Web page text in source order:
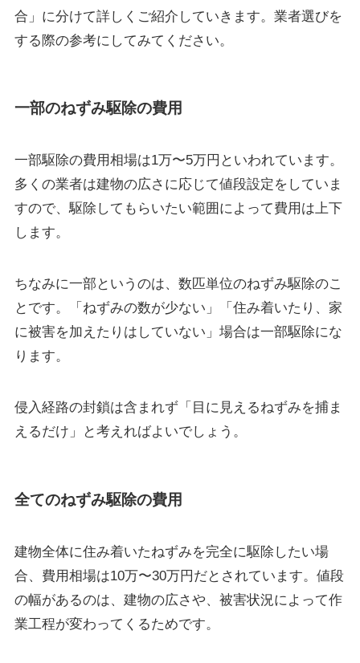
合」に分けて詳しくご紹介していきます。業者選びを
する際の参考にしてみてください。
一部のねずみ駆除の費用
一部駆除の費用相場は1万〜5万円 といわれています。
多くの業者は建物の広さに応じて値段設定をしていま
すので、駆除してもらいたい範囲によって費用は上下
します。
ちなみに一部というのは、 数匹単位のねずみ駆除のこ
とです。「ねずみの数が少ない」「住み着いたり、家
に被害を加えたりはしていない」場合は一部駆除にな
ります。
侵入経路の封鎖は含まれず「目に見えるねずみを捕ま
えるだけ」と考えればよいでしょう。
全てのねずみ駆除の費用
建物全体に住み着いたねずみを完全に駆除したい場
合、費用相場は10万〜30万円 だとされています。値段
の幅があるのは、建物の広さや、被害状況によって作
業工程が変わってくるためです。